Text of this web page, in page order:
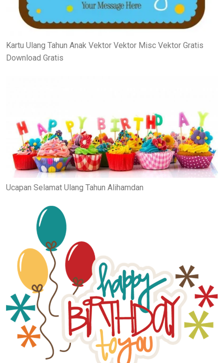
Kartu Ulang Tahun Anak Vektor Vektor Misc Vektor Gratis
Download Gratis
Ucapan Selamat Ulang Tahun Alihamdan